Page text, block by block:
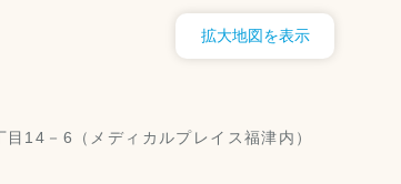
拡大地図を表示
14－6（メディカルプレイス福津内）